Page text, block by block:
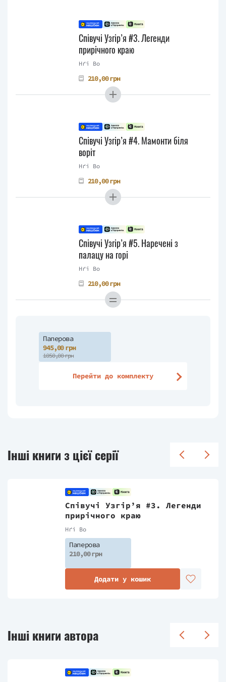
Співучі Узгір’я #3. Легенди
прирічного краю
Нґі Во
210,00 грн
Співучі Узгір’я #4. Мамонти біля
воріт
Нґі Во
210,00 грн
Співучі Узгір’я #5. Наречені з
палацу на горі
Нґі Во
210,00 грн
Паперова
945,00 грн
1050,00 грн
Перейти до комплекту
Інші книги з цієї серії
Співучі Узгір’я #3. Легенди
прирічного краю
Нґі Во
Паперова
210,00 грн
Додати у кошик
Інші книги автора